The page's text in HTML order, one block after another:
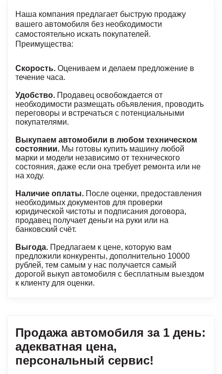
Наша компания предлагает быструю продажу
вашего автомобиля без необходимости
самостоятельно искать покупателей.
Преимущества:
Скорость. Оцениваем и делаем предложение в
течение часа.
Удобство. Продавец освобождается от
необходимости размещать объявления, проводить
переговоры и встречаться с потенциальными
покупателями.
Выкупаем автомобили в любом техническом
состоянии. Мы готовы купить машину любой
марки и модели независимо от технического
состояния, даже если она требует ремонта или не
на ходу.
Наличие оплаты. После оценки, предоставления
необходимых документов для проверки
юридической чистоты и подписания договора,
продавец получает деньги на руки или на
банковский счёт.
Выгода. Предлагаем к цене, которую вам
предложили конкуренты, дополнительно 10000
рублей, тем самым у нас получается самый
дорогой выкуп автомобиля с бесплатным выездом
к клиенту для оценки.
Продажа автомобиля за 1 день:
адекватная цена,
персональный сервис!